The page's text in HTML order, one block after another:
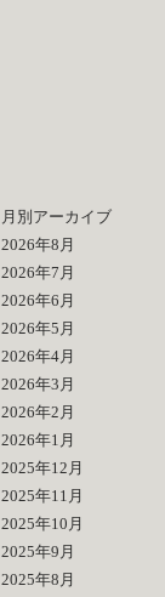
月別アーカイブ
2026年8月
2026年7月
2026年6月
2026年5月
2026年4月
2026年3月
2026年2月
2026年1月
2025年12月
2025年11月
2025年10月
2025年9月
2025年8月